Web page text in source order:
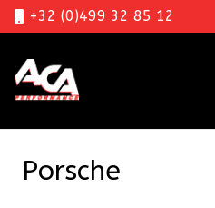
+32 (0)499 32 85 12
Porsche